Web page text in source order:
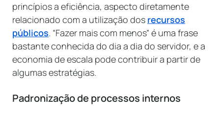
princípios a eficiência, aspecto diretamente
relacionado com a utilização dos recursos
públicos. “Fazer mais com menos” é uma frase
bastante conhecida do dia a dia do servidor, e a
economia de escala pode contribuir a partir de
algumas estratégias.
Padronização de processos internos